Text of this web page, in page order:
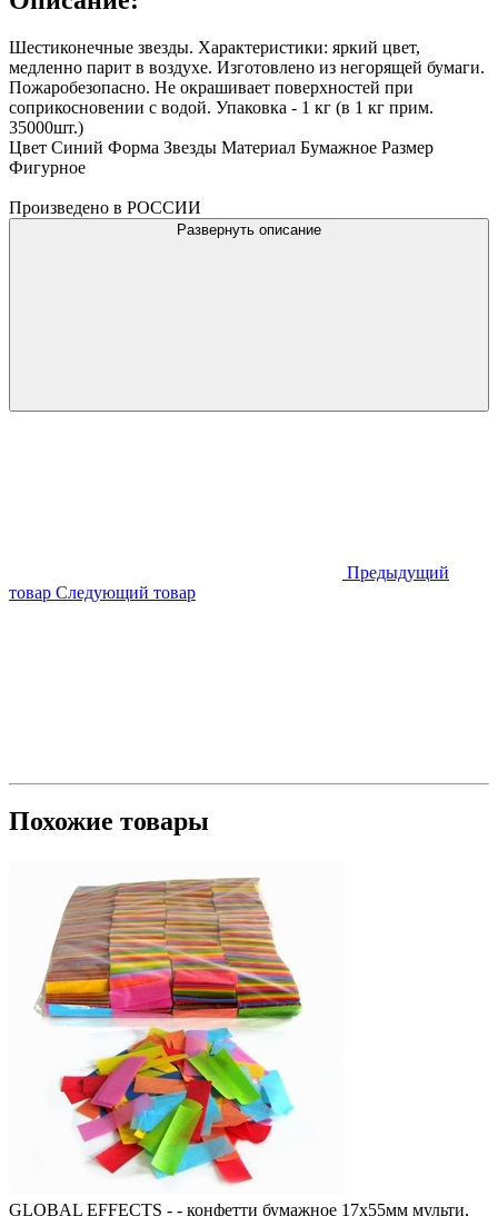
Шестиконечные звезды. Характеристики: яркий цвет,
медленно парит в воздухе. Изготовлено из негорящей бумаги.
Пожаробезопасно. Не окрашивает поверхностей при
соприкосновении с водой. Упаковка - 1 кг (в 1 кг прим.
35000шт.)
Цвет Синий Форма Звезды Материал Бумажное Размер
Фигурное
Произведено в РОССИИ
Развернуть описание
Предыдущий
товар Следующий товар
Похожие товары
GLOBAL EFFECTS - - конфетти бумажное 17х55мм мульти,